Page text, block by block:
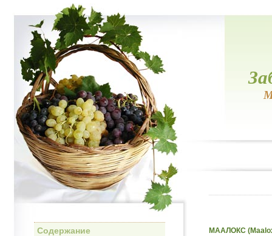
Содержание МААЛОКС